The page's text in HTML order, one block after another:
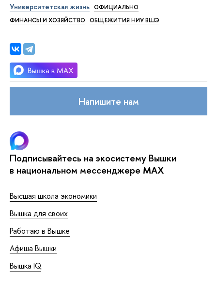
Университетская жизнь ОФИЦИАЛЬНО
ФИНАНСЫ И ХОЗЯЙСТВО
ОБЩЕЖИТИЯ НИУ ВШЭ
Напишите нам
Подписывайтесь на экосистему Вышки
в национальном мессенджере MAX
Высшая школа экономики
Вышка для своих
Работаю в Вышке
Афиша Вышки
Вышка IQ